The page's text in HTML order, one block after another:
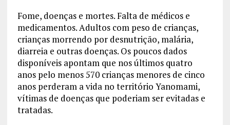
Fome, doenças e mortes. Falta de médicos e
medicamentos. Adultos com peso de crianças,
crianças morrendo por desnutrição, malária,
diarreia e outras doenças. Os poucos dados
disponíveis apontam que nos últimos quatro
anos pelo menos 570 crianças menores de cinco
anos perderam a vida no território Yanomami,
vítimas de doenças que poderiam ser evitadas e
tratadas.